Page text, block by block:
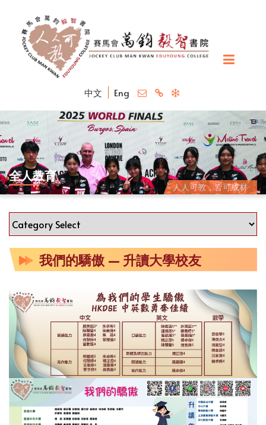
中文 Eng
人人可教，皆可成材
全人教育
我們的驕傲 — 升讀大學校友